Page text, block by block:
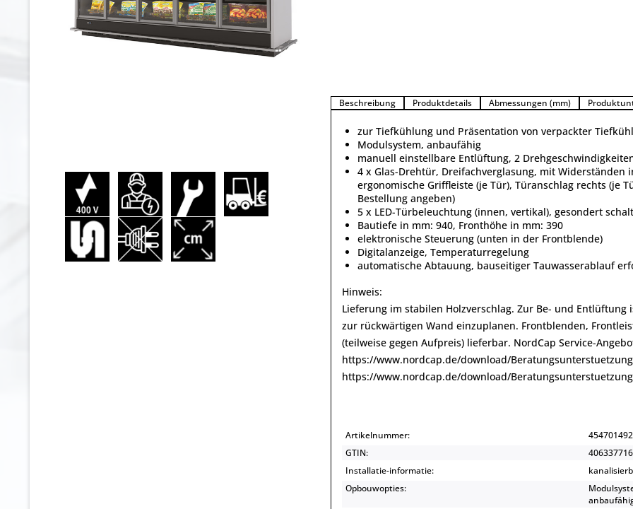
Beschreibung Produktdetails Abmessungen (mm)
zur Tiefkühlung und Präsentation von verpackter
Modulsystem, anbaufähig
manuell einstellbare Entlüftung, 2
4 x Glas-Drehtür, Dreifachverglasung, mit
ergonomische Griffleiste (je Tür), Türanschlag rechts (je
Bestellung angeben)
5 x LED-Türbeleuchtung (innen, vertikal), gesondert
Bautiefe in mm: 940, Fronthöhe in mm: 390
elektronische Steuerung (unten in der Frontblende)
Digitalanzeige, Temperaturregelung
automatische Abtauung, bauseitiger Tauwasserablauf
Hinweis:
Lieferung im stabilen Holzverschlag. Zur Be- und
zur rückwärtigen Wand einzuplanen. Frontblenden,
(teilweise gegen Aufpreis) lieferbar. NordCap Service-
https://www.nordcap.de/download/
https://www.nordcap.de/download/
Artikelnummer:
GTIN:
Installatie-informatie:
Opbouwopties: